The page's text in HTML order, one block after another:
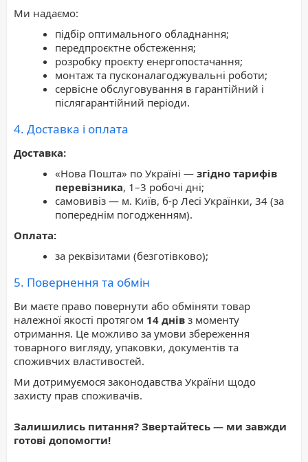
Ми надаємо:
підбір оптимального обладнання;
передпроєктне обстеження;
розробку проєкту енергопостачання;
монтаж та пусконалагоджувальні роботи;
сервісне обслуговування в гарантійний і
післягарантійний періоди.
4. Доставка і оплата
Доставка:
«Нова Пошта» по Україні — згідно тарифів
перевізника, 1–3 робочі дні;
самовивіз — м. Київ, б-р Лесі Українки, 34 (за
попереднім погодженням).
Оплата:
за реквізитами (безготівково);
5. Повернення та обмін
Ви маєте право повернути або обміняти товар
належної якості протягом 14 днів з моменту
отримання. Це можливо за умови збереження
товарного вигляду, упаковки, документів та
споживчих властивостей.
Ми дотримуємося законодавства України щодо
захисту прав споживачів.
Залишились питання? Звертайтесь — ми завжди
готові допомогти!